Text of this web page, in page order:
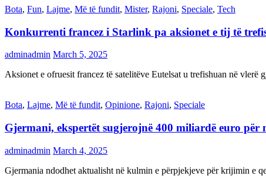
Bota, Fun, Lajme, Më të fundit, Mister, Rajoni, Speciale, Tech
Konkurrenti francez i Starlink pa aksionet e tij të
adminadmin March 5, 2025
Aksionet e ofruesit francez të satelitëve Eutelsat u trefishuan në vlerë
Bota, Lajme, Më të fundit, Opinione, Rajoni, Speciale
Gjermani, ekspertët sugjerojnë 400 miliardë euro për
adminadmin March 4, 2025
Gjermania ndodhet aktualisht në kulmin e përpjekjeve për krijimin e